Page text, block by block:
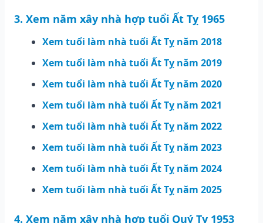
3. Xem năm xây nhà hợp tuổi Ất Tỵ 1965
Xem tuổi làm nhà tuổi Ất Tỵ năm 2018
Xem tuổi làm nhà tuổi Ất Tỵ năm 2019
Xem tuổi làm nhà tuổi Ất Tỵ năm 2020
Xem tuổi làm nhà tuổi Ất Tỵ năm 2021
Xem tuổi làm nhà tuổi Ất Tỵ năm 2022
Xem tuổi làm nhà tuổi Ất Tỵ năm 2023
Xem tuổi làm nhà tuổi Ất Tỵ năm 2024
Xem tuổi làm nhà tuổi Ất Tỵ năm 2025
4. Xem năm xây nhà hợp tuổi Quý Tỵ 1953